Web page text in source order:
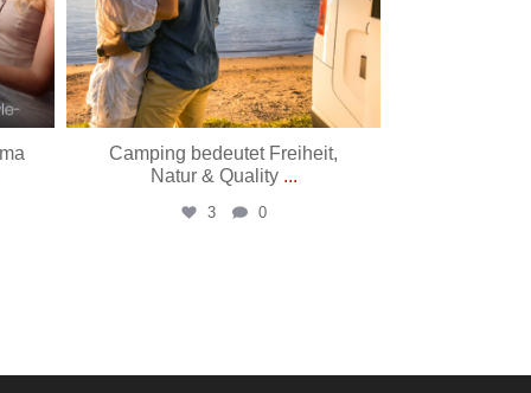
Camping bedeutet Freiheit,
Natur & Quality ...
3 0